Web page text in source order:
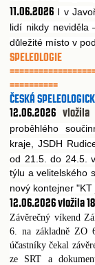
11.06.2026 I v Javo
lidí nikdy neviděla
důležité místo v
SPELEOLOGIE
==========
ČESKÁ
12.06.2026
proběhlého souč
kraje, JSDH
od 21.5. do 24.5.
týlu a velitelského
nový kontejner "KT
12.06.2026vložila
Závěrečný víkend
6. na základně ZO
účastníky čekal
ze SRT a